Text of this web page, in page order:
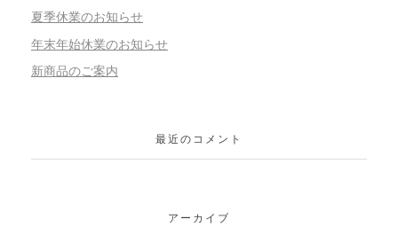
夏季休業のお知らせ
年末年始休業のお知らせ
新商品のご案内
最近のコメント
アーカイブ